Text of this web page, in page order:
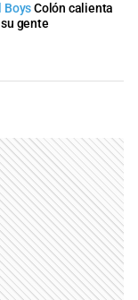
BoysColón calienta
gente